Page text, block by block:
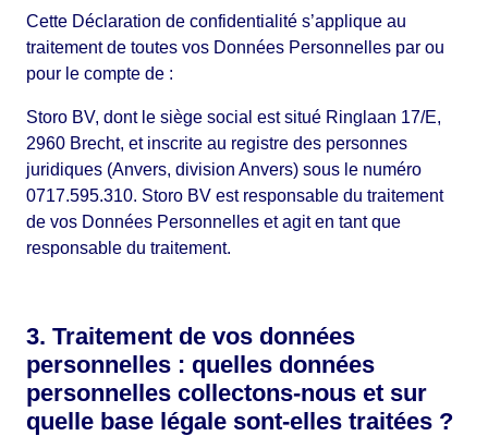
Cette Déclaration de confidentialité s’applique au
traitement de toutes vos Données Personnelles par ou
pour le compte de :
Storo BV, dont le siège social est situé Ringlaan 17/E,
2960 Brecht, et inscrite au registre des personnes
juridiques (Anvers, division Anvers) sous le numéro
0717.595.310. Storo BV est responsable du traitement
de vos Données Personnelles et agit en tant que
responsable du traitement.
3. Traitement de vos données
personnelles : quelles données
personnelles collectons-nous et sur
quelle base légale sont-elles traitées ?